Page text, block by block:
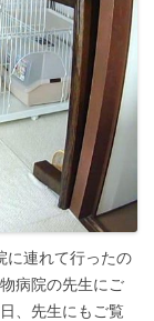
に連れて行ったの
病院の先生にご
、先生にもご覧